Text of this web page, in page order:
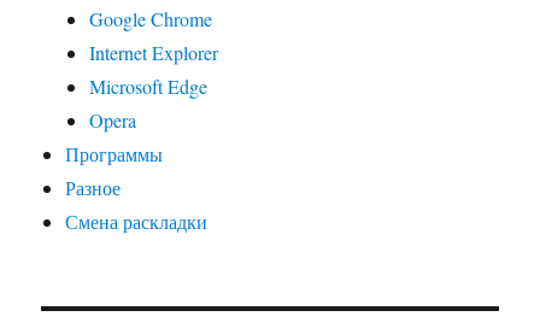
Google Chrome
Internet Explorer
Microsoft Edge
Opera
Программы
Разное
Смена раскладки